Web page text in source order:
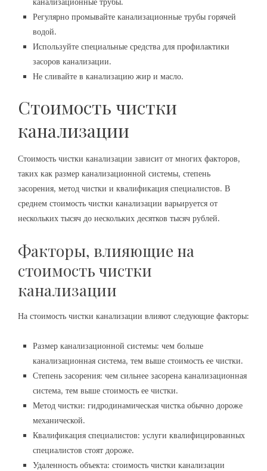
Регулярно промывайте канализационные трубы горячей
водой.
Используйте специальные средства для профилактики
засоров канализации.
Не сливайте в канализацию жир и масло.
Стоимость чистки
канализации
Стоимость чистки канализации зависит от многих факторов,
таких как размер канализационной системы, степень
засорения, метод чистки и квалификация специалистов. В
среднем стоимость чистки канализации варьируется от
нескольких тысяч до нескольких десятков тысяч рублей.
Факторы, влияющие на
стоимость чистки
канализации
На стоимость чистки канализации влияют следующие факторы:
Размер канализационной системы: чем больше
канализационная система, тем выше стоимость ее чистки.
Степень засорения: чем сильнее засорена канализационная
система, тем выше стоимость ее чистки.
Метод чистки: гидродинамическая чистка обычно дороже
механической.
Квалификация специалистов: услуги квалифицированных
специалистов стоят дороже.
Удаленность объекта: стоимость чистки канализации